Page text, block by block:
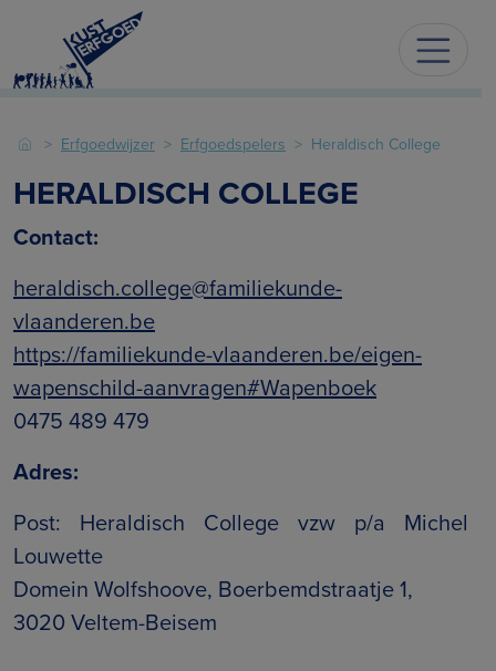
Erfgoedwijzer Erfgoedspelers Heraldisch College
HERALDISCH COLLEGE
Contact:
heraldisch.college@familiekunde-
vlaanderen.be
https://familiekunde-vlaanderen.be/eigen-
wapenschild-aanvragen#Wapenboek
0475 489 479
Adres:
Post: Heraldisch College vzw p/a Michel
Louwette
Domein Wolfshoove, Boerbemdstraatje 1,
3020 Veltem-Beisem